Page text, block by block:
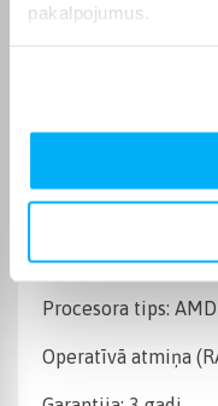
pakalpojumus.
Videokarte
Procesora tips:
Operatīvā atmiņa